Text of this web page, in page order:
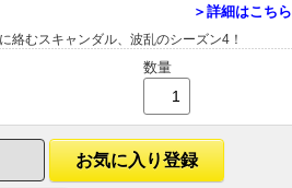
＞詳細はこちら
絡むスキャンダル、波乱のシーズン4！
数量
お気に入り登録